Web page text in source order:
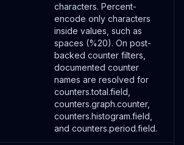
characters. Percent-
encode only characters
inside values, such as
spaces (%20). On post-
backed counter filters,
documented counter
names are resolved for
counters.total.field,
counters.graph.counter,
counters.histogram.field,
and counters.period.field.